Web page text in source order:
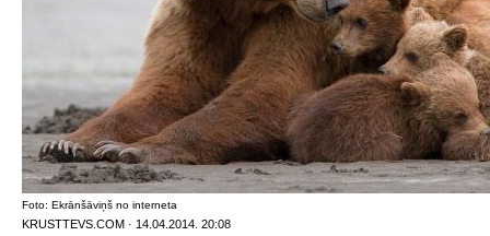
Foto: Ekrānšāviņš no interneta
KRUSTTEVS.COM · 14.04.2014. 20:08